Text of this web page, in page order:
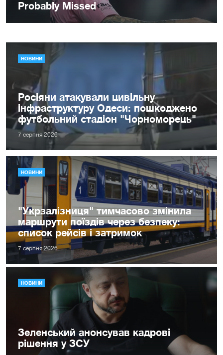
НОВИНИ
Росіяни атакували цивільну
інфраструктуру Одеси: пошкоджено
футбольний стадіон "Чорноморець"
7 серпня 2026
НОВИНИ
"Укрзалізниця" тимчасово змінила
маршрути поїздів через безпеку:
список рейсів і затримок
7 серпня 2026
НОВИНИ
Зеленський анонсував кадрові
рішення у ЗСУ